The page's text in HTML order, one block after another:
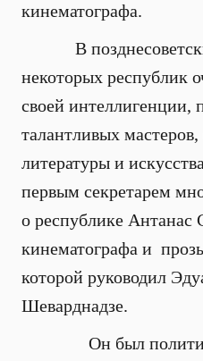
кинематографа.
В
некоторых республик
своей интеллигенции,
талантливых
литературы и
первым секретарем
о республике Антанас
кинематографа и
которой руководил
Шеварднадзе.
Он был политик